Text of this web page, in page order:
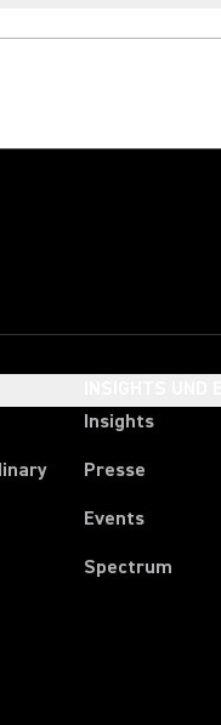
Insights
Presse
Events
Spectrum